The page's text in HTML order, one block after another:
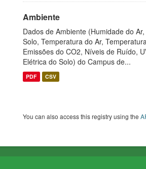
Ambiente
Dados de Ambiente (Humidade do
Solo, Temperatura do Ar,
Emissões do CO2, Níveis de Ruído,
Elétrica do Solo) do Campus de...
PDF CSV
You can also access this registry using the